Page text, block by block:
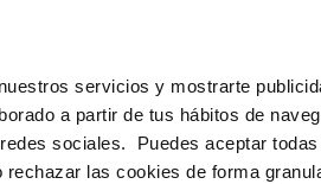
servicios y mostrarte
a partir de tus hábitos de
sociales. Puedes aceptar
rechazar las cookies de forma